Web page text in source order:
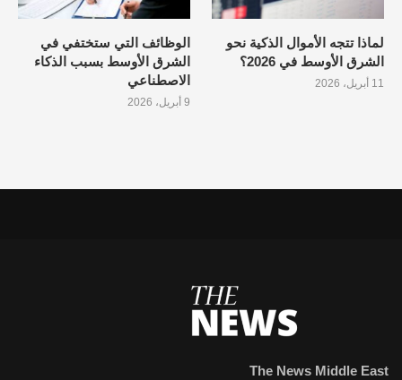
لماذا تتجه الأموال الذكية نحو
الشرق الأوسط في 2026؟
11 أبريل، 2026
الوظائف التي ستختفي في
الشرق الأوسط بسبب الذكاء
الاصطناعي
9 أبريل، 2026
The News Middle East